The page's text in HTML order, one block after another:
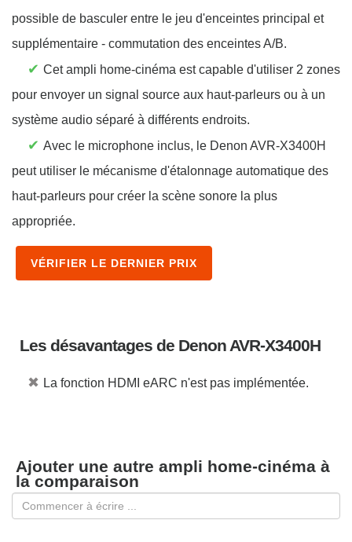
possible de basculer entre le jeu d'enceintes principal et
supplémentaire - commutation des enceintes A/B.
✔ Cet ampli home-cinéma est capable d'utiliser 2 zones
pour envoyer un signal source aux haut-parleurs ou à un
système audio séparé à différents endroits.
✔ Avec le microphone inclus, le Denon AVR-X3400H
peut utiliser le mécanisme d'étalonnage automatique des
haut-parleurs pour créer la scène sonore la plus
appropriée.
VÉRIFIER LE DERNIER PRIX
Les désavantages de Denon AVR-X3400H
✖ La fonction HDMI eARC n'est pas implémentée.
Ajouter une autre ampli home-cinéma à
la comparaison